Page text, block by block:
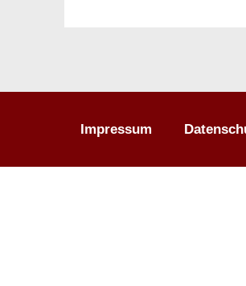
Impressum